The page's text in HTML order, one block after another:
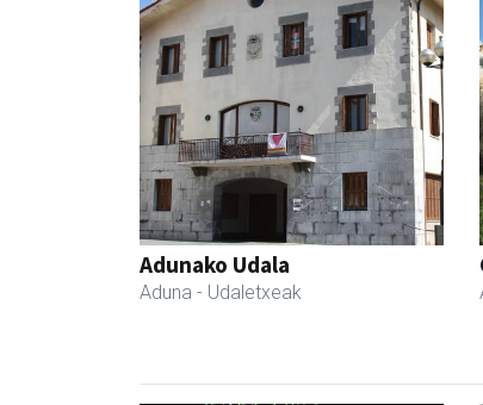
Adunako Udala
Aduna - Udaletxeak